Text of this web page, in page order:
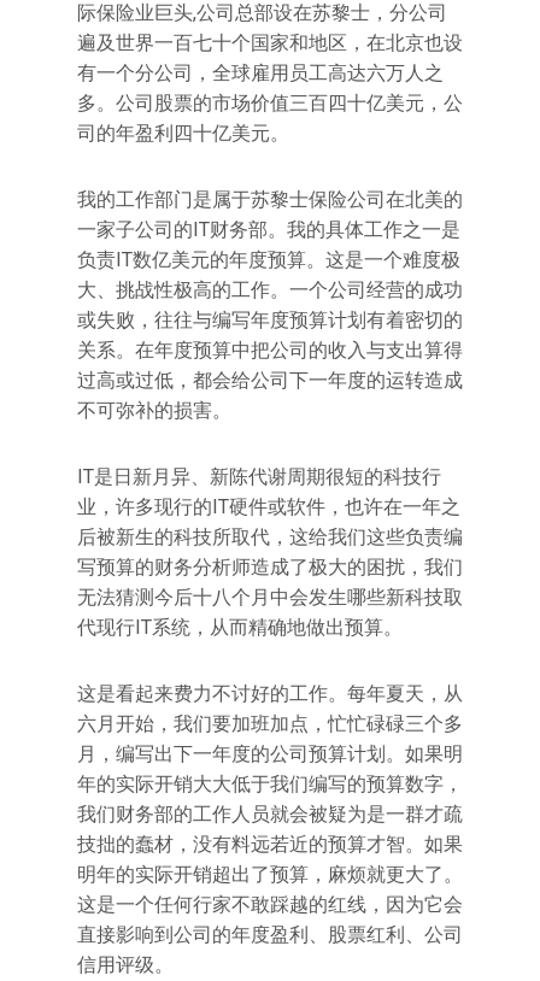
际保险业巨头,公司总部设在苏黎士，分公司
遍及世界一百七十个国家和地区，在北京也设
有一个分公司，全球雇用员工高达六万人之
多。公司股票的市场价值三百四十亿美元，公
司的年盈利四十亿美元。
我的工作部门是属于苏黎士保险公司在北美的
一家子公司的IT财务部。我的具体工作之一是
负责IT数亿美元的年度预算。这是一个难度极
大、挑战性极高的工作。一个公司经营的成功
或失败，往往与编写年度预算计划有着密切的
关系。在年度预算中把公司的收入与支出算得
过高或过低，都会给公司下一年度的运转造成
不可弥补的损害。
IT是日新月异、新陈代谢周期很短的科技行
业，许多现行的IT硬件或软件，也许在一年之
后被新生的科技所取代，这给我们这些负责编
写预算的财务分析师造成了极大的困扰，我们
无法猜测今后十八个月中会发生哪些新科技取
代现行IT系统，从而精确地做出预算。
这是看起来费力不讨好的工作。每年夏天，从
六月开始，我们要加班加点，忙忙碌碌三个多
月，编写出下一年度的公司预算计划。如果明
年的实际开销大大低于我们编写的预算数字，
我们财务部的工作人员就会被疑为是一群才疏
技拙的蠢材，没有料远若近的预算才智。如果
明年的实际开销超出了预算，麻烦就更大了。
这是一个任何行家不敢踩越的红线，因为它会
直接影响到公司的年度盈利、股票红利、公司
信用评级。